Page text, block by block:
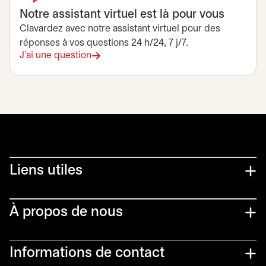
Notre assistant virtuel est là pour vous
Clavardez avec notre assistant virtuel pour des
réponses à vos questions 24 h/24, 7 j/7.
J'ai une question
Liens utiles​
À propos de nous
Informations de contact